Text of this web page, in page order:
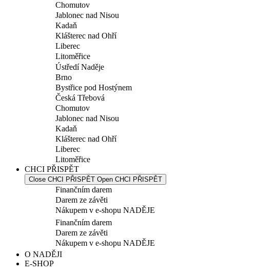
Chomutov
Jablonec nad Nisou
Kadaň
Klášterec nad Ohří
Liberec
Litoměřice
Ústředí Naděje
Brno
Bystřice pod Hostýnem
Česká Třebová
Chomutov
Jablonec nad Nisou
Kadaň
Klášterec nad Ohří
Liberec
Litoměřice
CHCI PŘISPĚT
Close CHCI PŘISPĚT Open CHCI PŘISPĚT
Finančním darem
Darem ze závěti
Nákupem v e-shopu NADĚJE
Finančním darem
Darem ze závěti
Nákupem v e-shopu NADĚJE
O NADĚJI
E-SHOP